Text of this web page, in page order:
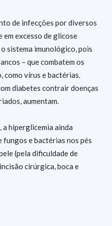
de infecções por diversos
excesso de glicose
sistema imunológico, pois
– que combatem os
como vírus e bactérias.
diabetes contrair doenças
aumentam.
, a hiperglicemia ainda
e bactérias nos pés
(pela dificuldade de
cirúrgica, boca e